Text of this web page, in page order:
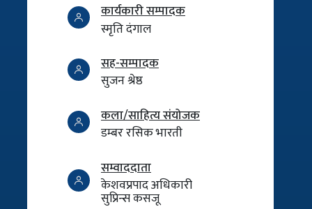
कार्यकारी सम्पादक
स्मृति दंगाल
सह-सम्पादक
सुजन श्रेष्ठ
कला/साहित्य संयोजक
डम्बर रसिक भारती
सम्वाददाता
केशवप्रपाद अधिकारी
सुप्रिन्स कसजू